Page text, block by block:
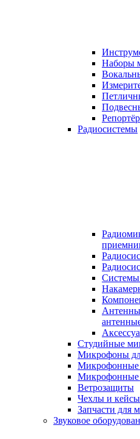
Наборы
Радиосистемы
Студийные
Микрофоны
Микрофонные
Микрофонные
Ветрозащиты
Чехлы и
Запчасти для
Звуковое